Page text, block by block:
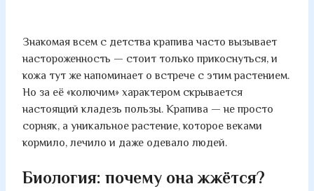
Знакомая всем с детства крапива часто вызывает
настороженность — стоит только прикоснуться, и
кожа тут же напоминает о встрече с этим растением.
Но за её «колючим» характером скрывается
настоящий кладезь пользы. Крапива — не просто
сорняк, а уникальное растение, которое веками
кормило, лечило и даже одевало людей.
Биология: почему она жжётся?